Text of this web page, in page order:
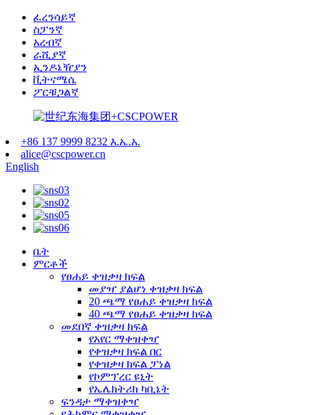
ፈረንሳይኛ
ስፓንኛ
አረብኛ
ራሺያኛ
ኢንዶኔዥያን
ቪትናሜሴ
ፖርቹጋልኛ
+86 137 9999 8232 እ.ኤ.አ.
alice@cscpower.cn
English
ቤት
ምርቶች
የፀሐይ ቀዝቃዛ ክፍል
መያዣ ያልሆነ ቀዝቃዛ ክፍል
20 ጫማ የፀሐይ ቀዝቃዛ ክፍል
40 ጫማ የፀሐይ ቀዝቃዛ ክፍል
መደበኛ ቀዝቃዛ ክፍል
የአየር ማቀዝቀዣ
የቀዝቃዛ ክፍል በር
የቀዝቃዛ ክፍል ፓነል
የኮምፕረር ዩኒት
የኤሌክትሪክ ካቢኔት
ፍንዳታ ማቀዝቀዣ